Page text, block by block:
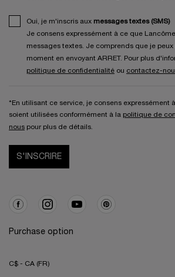
Oui, je m'inscris aux messages textes (SMS)
Je consens expressément à ce que
messages textes. Je comprends que je
moment en envoyant ARRET. Pour plus
politique de confidentialité ou contactez-
*En utilisant ce service, je consens expressément
soient utilisées conformément à la politique de
nous pour plus de détails.
S'INSCRIRE
Purchase option
C$ - CA (FR)